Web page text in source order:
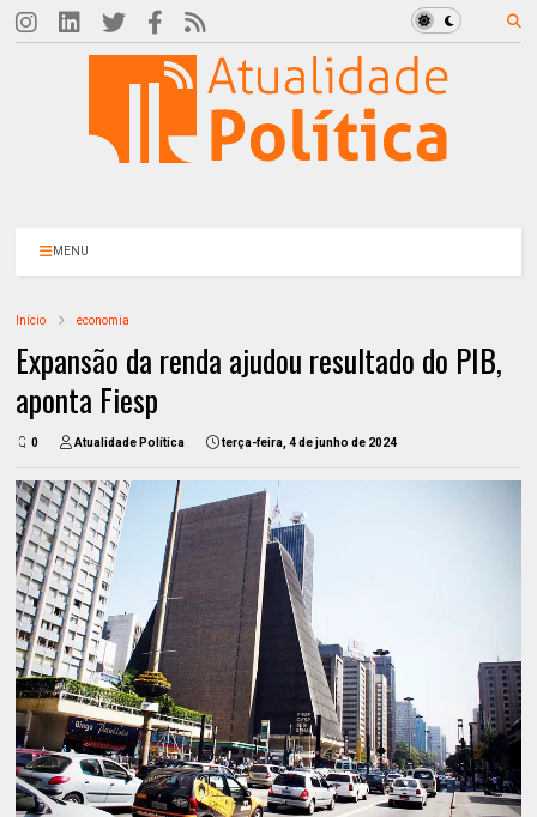
MENU
Início economia
Expansão da renda ajudou resultado do PIB,
aponta Fiesp
0 Atualidade Política terça-feira, 4 de junho de 2024